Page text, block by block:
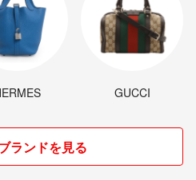
GUCCI
ランドを見る